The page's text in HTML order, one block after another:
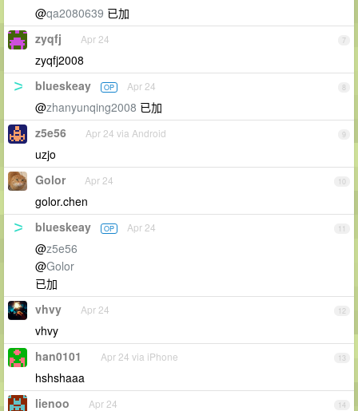
@qa2080639 已加
7
zyqfj Apr 24
zyqfj2008
8
blueskeay OP Apr 24
@zhanyunqing2008 已加
9
z5e56 Apr 24 via Android
uzjo
10
Golor Apr 24
golor.chen
11
blueskeay OP Apr 24
@z5e56
@Golor
已加
12
vhvy Apr 24
vhvy
13
han0101 Apr 24 via iPhone
hshshaaa
14
lienoo Apr 24